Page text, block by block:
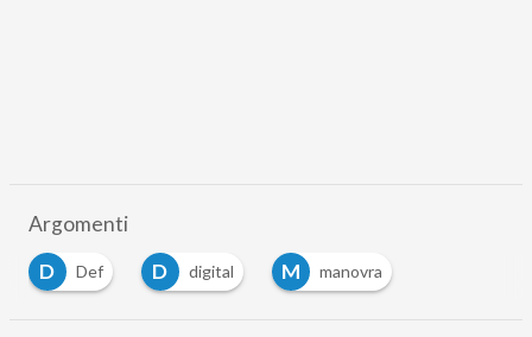
Argomenti
D
Def D digital M manovra